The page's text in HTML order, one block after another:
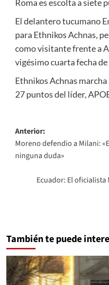
Roma es escolta a siete
El delantero tucumano
para Ethnikos Achnas,
como visitante frente a
vigésimo cuarta fecha
Ethnikos Achnas
27 puntos del líder,
Navegación
de
entradas
Anterior:
Moreno defendio a Milani:
ninguna duda»
Ecuador: El
También te puede